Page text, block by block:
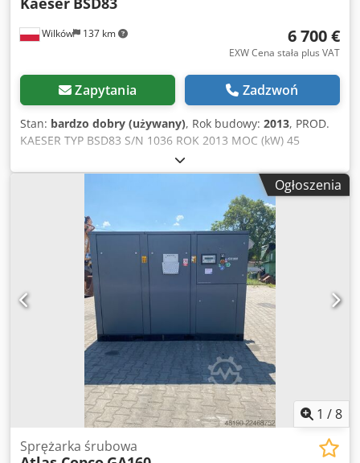
Wilków 137 km 6 700 €
EXW Cena stała plus VAT
Zapytania Zadzwoń
Stan: bardzo dobry (używany), Rok budowy: 2013, PROD.
KAESER TYP BSD83 S/N 1036 ROK 2013 MOC (kW) 45
WYDAJ. (m3/min) 8.16 Dkodpfxozq Alue Ag Der CIS (bar) 8.5
GODZ (DOC/OGÓL) 41872/62783 FALOWNIK nie WBUD.
OSUSZACZ nie WYMIENNIK nie CHŁODZONA (POW/WODA)
powietrze NA ZBIORNIKU nie DOKUMENTY nie PRZYŁĄCZE
1 1/2' NOWA/UŻYWANA UŻYWANA
Ogłoszenia
1 /8
Sprężarka śrubowa